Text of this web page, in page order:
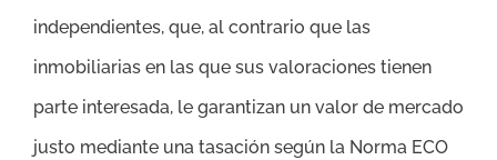
independientes, que, al contrario que las
inmobiliarias en las que sus valoraciones tienen
parte interesada, le garantizan un valor de mercado
justo mediante una tasación según la Norma ECO